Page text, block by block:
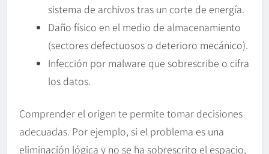
sistema de archivos tras un corte de energía.
Daño físico en el medio de almacenamiento
(sectores defectuosos o deterioro mecánico).
Infección por malware que sobrescribe o cifra
los datos.
Comprender el origen te permite tomar decisiones
adecuadas. Por ejemplo, si el problema es una
eliminación lógica y no se ha sobrescrito el espacio,